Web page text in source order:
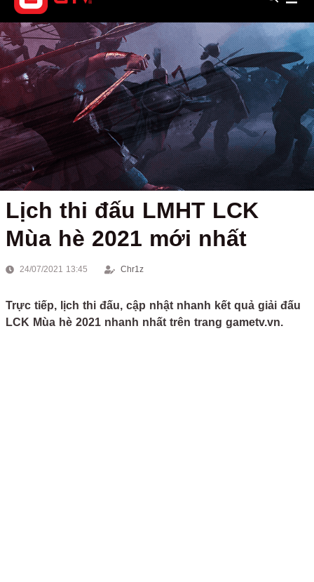
Lịch thi đấu LMHT LCK
Mùa hè 2021 mới nhất
24/07/2021 13:45 Chr1z
Trực tiếp, lịch thi đấu, cập nhật nhanh kết quả giải đấu
LCK Mùa hè 2021 nhanh nhất trên trang gametv.vn.